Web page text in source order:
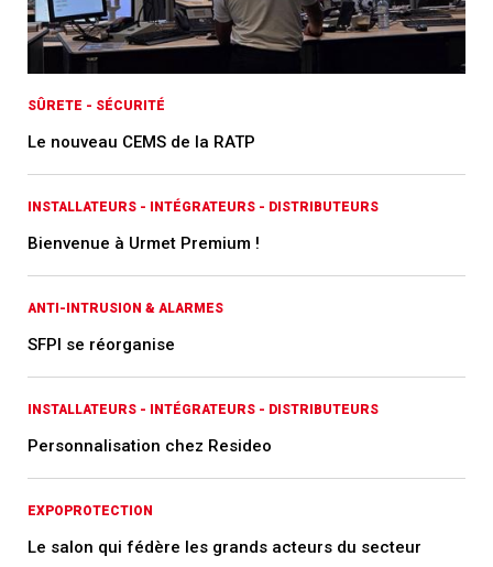
SÛRETE - SÉCURITÉ
Le nouveau CEMS de la RATP
INSTALLATEURS - INTÉGRATEURS - DISTRIBUTEURS
Bienvenue à Urmet Premium !
ANTI-INTRUSION & ALARMES
SFPI se réorganise
INSTALLATEURS - INTÉGRATEURS - DISTRIBUTEURS
Personnalisation chez Resideo
EXPOPROTECTION
Le salon qui fédère les grands acteurs du secteur